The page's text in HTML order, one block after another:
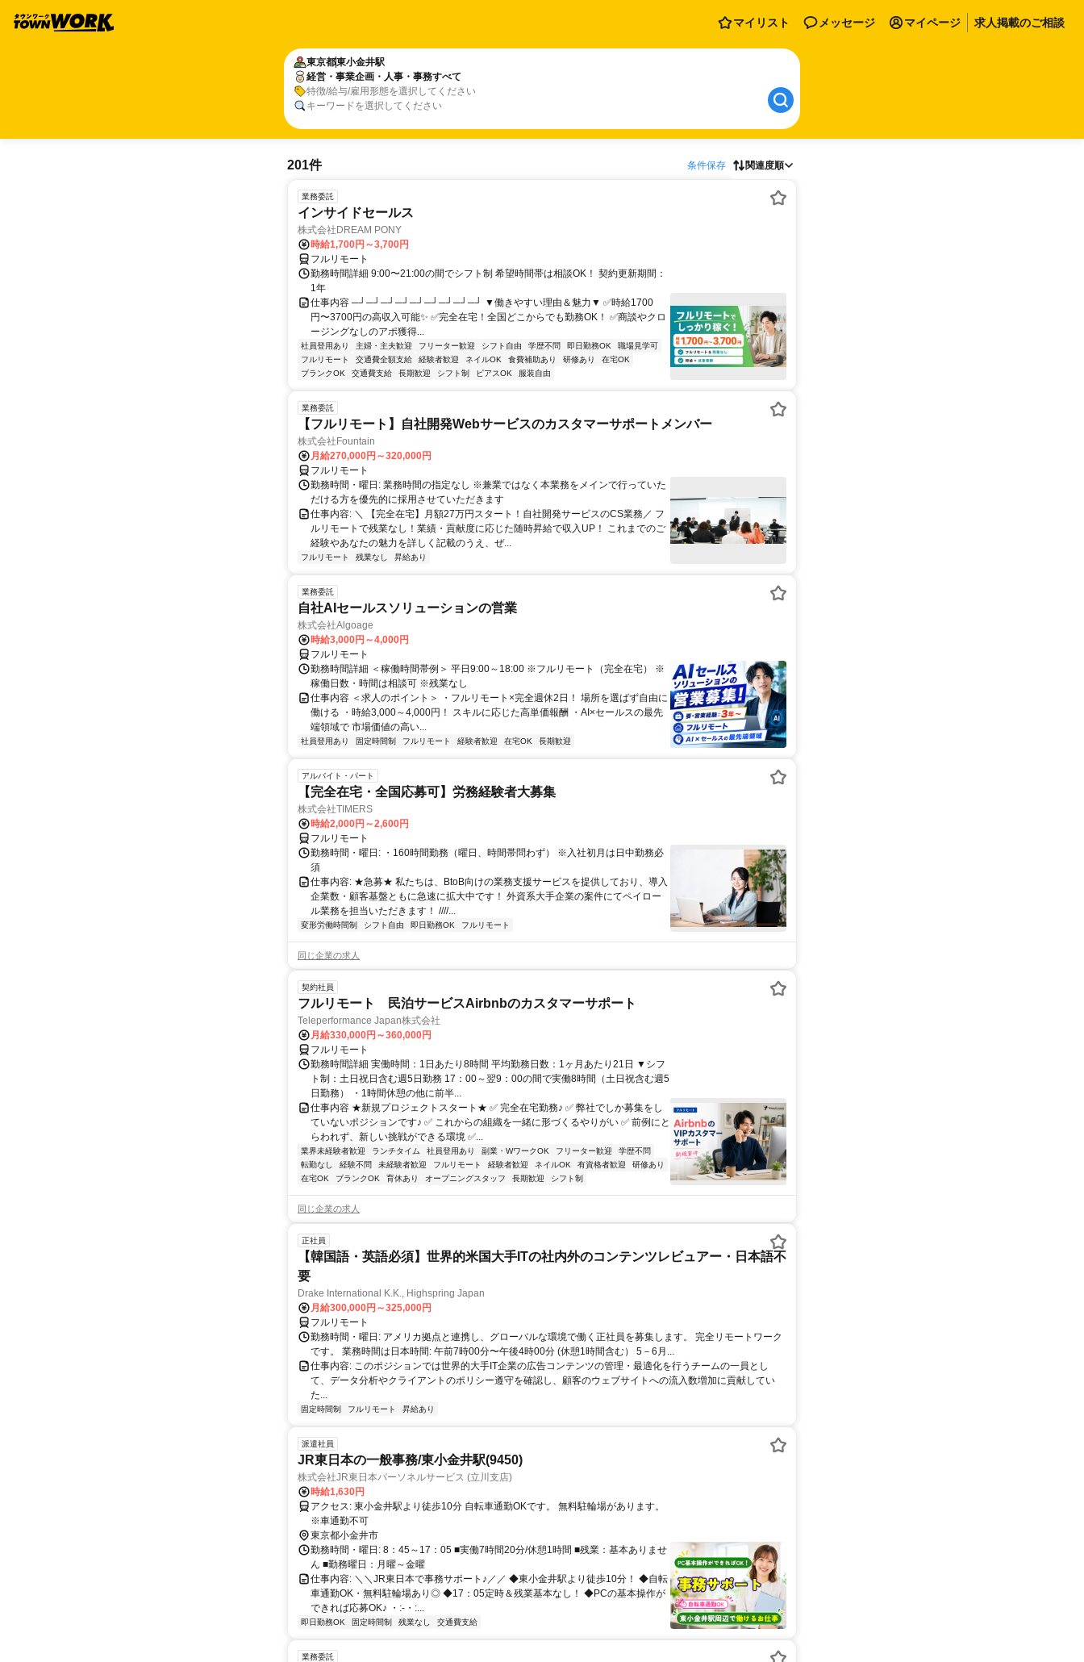
マイリスト メッセージ マイページ 求人掲載のご相談
東京都東小金井駅
経営・事業企画・人事・事務すべて
特徴/給与/雇用形態を選択してください
キーワードを選択してください
201件 条件保存 関連度順
業務委託
インサイドセールス
株式会社DREAM PONY
時給1,700円～3,700円
フルリモート
勤務時間詳細 9:00〜21:00の間でシフト制 希望時間帯は相談OK！ 契約更新期間：
1年
仕事内容 ─┘─┘─┘─┘─┘─┘─┘─┘─┘ ▼働きやすい理由＆魅力▼ ✅時給1700
円〜3700円の高収入可能✨ ✅完全在宅！全国どこからでも勤務OK！ ✅商談やクロ
ージングなしのアポ獲得...
社員登用あり 主婦・主夫歓迎 フリーター歓迎 シフト自由 学歴不問 即日勤務OK
職場見学可
フルリモート
交通費全額支給 経験者歓迎 ネイルOK 食費補助あり 研修あり
在宅OK
ブランクOK
交通費支給 長期歓迎 シフト制 ピアスOK 服装自由
業務委託
【フルリモート】自社開発Webサービスのカスタマーサポートメンバー
株式会社Fountain
月給270,000円～320,000円
フルリモート
勤務時間・曜日: 業務時間の指定なし ※兼業ではなく本業務をメインで行っていた
だける方を優先的に採用させていただきます
仕事内容: ＼ 【完全在宅】月額27万円スタート！自社開発サービスのCS業務／ フ
ルリモートで残業なし！業績・貢献度に応じた随時昇給で収入UP！ これまでのご
経験やあなたの魅力を詳しく記載のうえ、ぜ...
フルリモート 残業なし 昇給あり
業務委託
自社AIセールスソリューションの営業
株式会社Algoage
時給3,000円～4,000円
フルリモート
勤務時間詳細 ＜稼働時間帯例＞ 平日9:00～18:00 ※フルリモート（完全在宅） ※
稼働日数・時間は相談可 ※残業なし
仕事内容 ＜求人のポイント＞ ・フルリモート×完全週休2日！ 場所を選ばず自由に
働ける ・時給3,000～4,000円！ スキルに応じた高単価報酬 ・AI×セールスの最先
端領域で 市場価値の高い...
社員登用あり 固定時間制 フルリモート 経験者歓迎 在宅OK 長期歓迎
アルバイト・パート
【完全在宅・全国応募可】労務経験者大募集
株式会社TIMERS
時給2,000円～2,600円
フルリモート
勤務時間・曜日: ・160時間勤務（曜日、時間帯問わず） ※入社初月は日中勤務必
須
仕事内容: ★急募★ 私たちは、BtoB向けの業務支援サービスを提供しており、導入
企業数・顧客基盤ともに急速に拡大中です！ 外資系大手企業の案件にてペイロー
ル業務を担当いただきます！ ////...
変形労働時間制 シフト自由 即日勤務OK フルリモート
同じ企業の求人
契約社員
フルリモート 民泊サービスAirbnbのカスタマーサポート
Teleperformance Japan株式会社
月給330,000円～360,000円
フルリモート
勤務時間詳細 実働時間：1日あたり8時間 平均勤務日数：1ヶ月あたり21日 ▼シフ
ト制：土日祝日含む週5日勤務 17：00～翌9：00の間で実働8時間（土日祝含む週5
日勤務） ・1時間休憩の他に前半...
仕事内容 ★新規プロジェクトスタート★ ✅ 完全在宅勤務♪ ✅ 弊社でしか募集をし
ていないポジションです♪ ✅ これからの組織を一緒に形づくるやりがい ✅ 前例にと
らわれず、新しい挑戦ができる環境 ✅...
業界未経験者歓迎 ランチタイム 社員登用あり 副業・WワークOK フリーター歓迎
学歴不問
転勤なし
経験不問 未経験者歓迎 フルリモート 経験者歓迎 ネイルOK 有資格者歓迎
研修あり
在宅OK
ブランクOK 育休あり オープニングスタッフ 長期歓迎 シフト制
同じ企業の求人
正社員
【韓国語・英語必須】世界的米国大手ITの社内外のコンテンツレビュアー・日本語不
要
Drake International K.K., Highspring Japan
月給300,000円～325,000円
フルリモート
勤務時間・曜日: アメリカ拠点と連携し、グローバルな環境で働く正社員を募集します。 完全リモートワーク
です。 業務時間は日本時間: 午前7時00分〜午後4時00分 (休憩1時間含む） 5－6月...
仕事内容: このポジションでは世界的大手IT企業の広告コンテンツの管理・最適化を行うチームの一員とし
て、データ分析やクライアントのポリシー遵守を確認し、顧客のウェブサイトへの流入数増加に貢献してい
た...
固定時間制 フルリモート 昇給あり
派遣社員
JR東日本の一般事務/東小金井駅(9450)
株式会社JR東日本パーソネルサービス (立川支店)
時給1,630円
アクセス: 東小金井駅より徒歩10分 自転車通勤OKです。 無料駐輪場があります。
※車通勤不可
東京都小金井市
勤務時間・曜日: 8：45～17：05 ■実働7時間20分/休憩1時間 ■残業：基本ありませ
ん ■勤務曜日：月曜～金曜
仕事内容: ＼＼JR東日本で事務サポート♪／／ ◆東小金井駅より徒歩10分！ ◆自転
車通勤OK・無料駐輪場あり◎ ◆17：05定時＆残業基本なし！ ◆PCの基本操作が
できれば応募OK♪ ・:-・:...
即日勤務OK 固定時間制 残業なし 交通費支給
業務委託